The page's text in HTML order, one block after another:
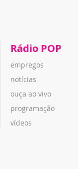
Rádio POP
empregos
notícias
ouça ao vivo
programação
vídeos